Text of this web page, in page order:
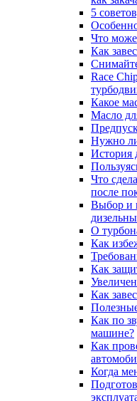
5
Что
Как
Race
Какое
Масло
Нужно ли
История
Что
после
Выбор и
О
Как
Как
Как
Как по
машине?
Как
Когда